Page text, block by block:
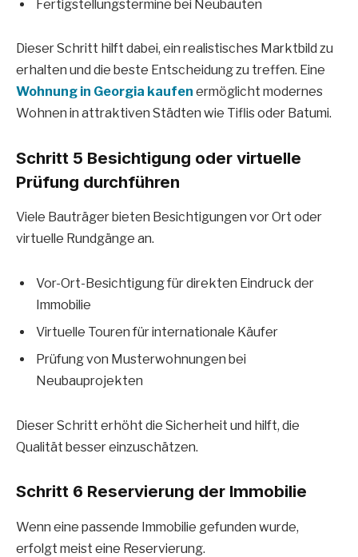
Fertigstellungstermine bei Neubauten
Dieser Schritt hilft dabei, ein realistisches Marktbild zu
erhalten und die beste Entscheidung zu treffen. Eine
Wohnung in Georgia kaufen ermöglicht modernes
Wohnen in attraktiven Städten wie Tiflis oder Batumi.
Schritt 5 Besichtigung oder virtuelle
Prüfung durchführen
Viele Bauträger bieten Besichtigungen vor Ort oder
virtuelle Rundgänge an.
Vor-Ort-Besichtigung für direkten Eindruck der
Immobilie
Virtuelle Touren für internationale Käufer
Prüfung von Musterwohnungen bei
Neubauprojekten
Dieser Schritt erhöht die Sicherheit und hilft, die
Qualität besser einzuschätzen.
Schritt 6 Reservierung der Immobilie
Wenn eine passende Immobilie gefunden wurde,
erfolgt meist eine Reservierung.